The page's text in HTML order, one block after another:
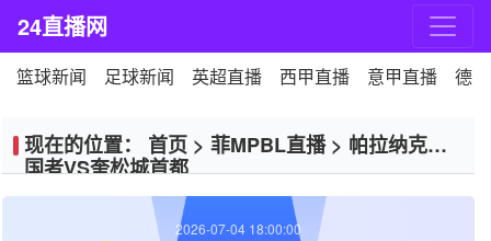
24直播网
篮球新闻 足球新闻 英超直播 西甲直播 意甲直播 德
现在的位置： 首页 > 菲MPBL直播> 帕拉纳克爱
国者VS奎松城首都
2026-07-04 18:00:00